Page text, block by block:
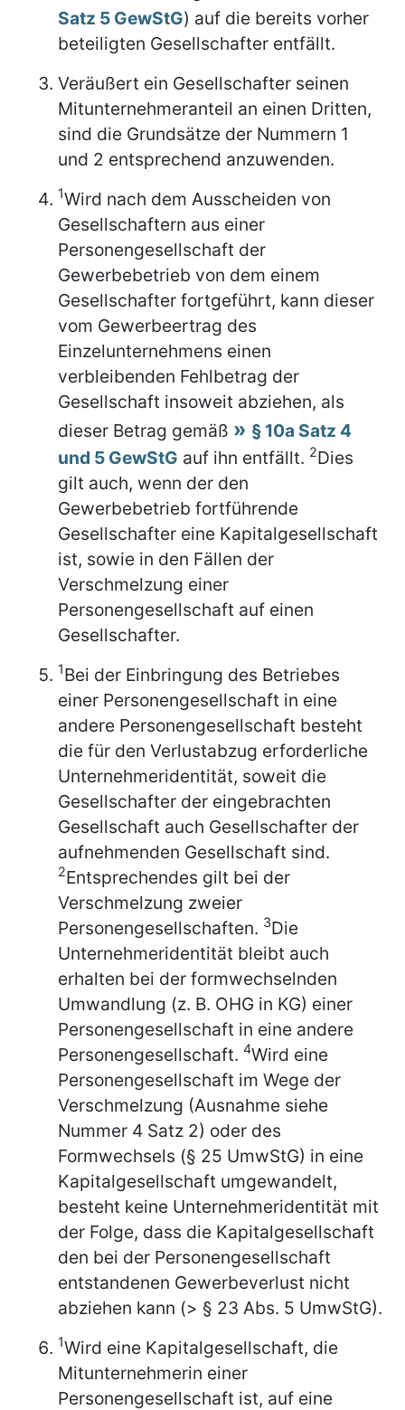
Satz 5 GewStG) auf die bereits vorher
beteiligten Gesellschafter entfällt.
Veräußert ein Gesellschafter seinen
Mitunternehmeranteil an einen Dritten,
sind die Grundsätze der Nummern 1
und 2 entsprechend anzuwenden.
1Wird nach dem Ausscheiden von
Gesellschaftern aus einer
Personengesellschaft der
Gewerbebetrieb von dem einem
Gesellschafter fortgeführt, kann dieser
vom Gewerbeertrag des
Einzelunternehmens einen
verbleibenden Fehlbetrag der
Gesellschaft insoweit abziehen, als
dieser Betrag gemäß
§ 10a Satz 4
und 5 GewStG auf ihn entfällt. 2Dies
gilt auch, wenn der den
Gewerbebetrieb fortführende
Gesellschafter eine Kapitalgesellschaft
ist, sowie in den Fällen der
Verschmelzung einer
Personengesellschaft auf einen
Gesellschafter.
1Bei der Einbringung des Betriebes
einer Personengesellschaft in eine
andere Personengesellschaft besteht
die für den Verlustabzug erforderliche
Unternehmeridentität, soweit die
Gesellschafter der eingebrachten
Gesellschaft auch Gesellschafter der
aufnehmenden Gesellschaft sind.
2Entsprechendes gilt bei der
Verschmelzung zweier
Personengesellschaften. 3Die
Unternehmeridentität bleibt auch
erhalten bei der formwechselnden
Umwandlung (z. B. OHG in KG) einer
Personengesellschaft in eine andere
Personengesellschaft. 4Wird eine
Personengesellschaft im Wege der
Verschmelzung (Ausnahme siehe
Nummer 4 Satz 2) oder des
Formwechsels (§ 25 UmwStG) in eine
Kapitalgesellschaft umgewandelt,
besteht keine Unternehmeridentität mit
der Folge, dass die Kapitalgesellschaft
den bei der Personengesellschaft
entstandenen Gewerbeverlust nicht
abziehen kann (> § 23 Abs. 5 UmwStG).
1Wird eine Kapitalgesellschaft, die
Mitunternehmerin einer
Personengesellschaft ist, auf eine